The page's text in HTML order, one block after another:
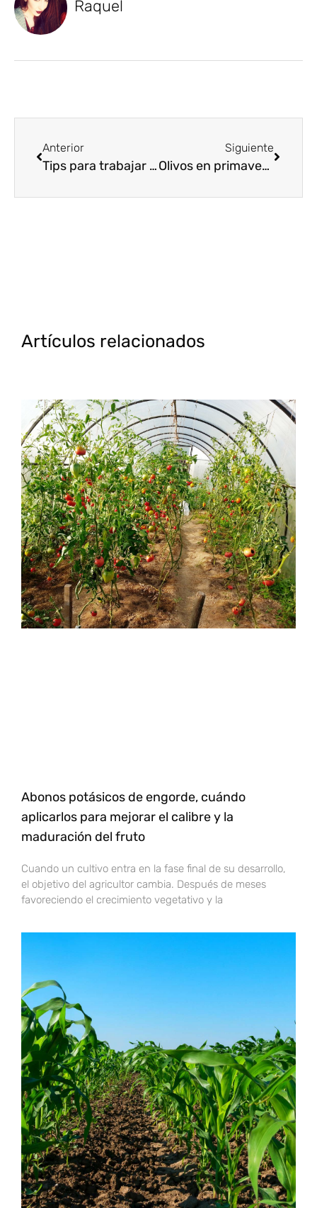
Raquel
Anterior
Tips para trabajar de forma segura con fertilizantes líquidos
Siguiente
Olivos en primavera: Plagas que pueden afectar
Artículos relacionados
Abonos potásicos de engorde, cuándo
aplicarlos para mejorar el calibre y la
maduración del fruto
Cuando un cultivo entra en la fase final de su desarrollo,
el objetivo del agricultor cambia. Después de meses
favoreciendo el crecimiento vegetativo y la